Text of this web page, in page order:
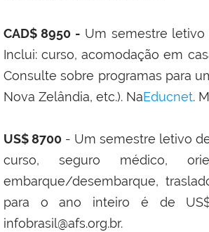
CAD$ 8950 - Um semestre letivo
Inclui: curso, acomodação em
Consulte sobre programas para
Nova Zelândia, etc.). NaEducnet.
US$ 8700 - Um semestre letivo
curso, seguro médico,
embarque/desembarque,
para o ano inteiro é de
infobrasil@afs.org.br.